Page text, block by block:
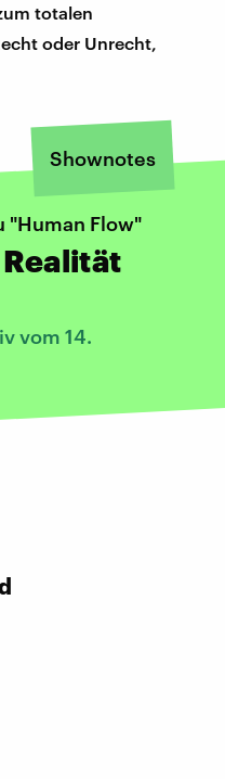
totalen
oder Unrecht,
Shownotes
"Human Flow"
vom 14.